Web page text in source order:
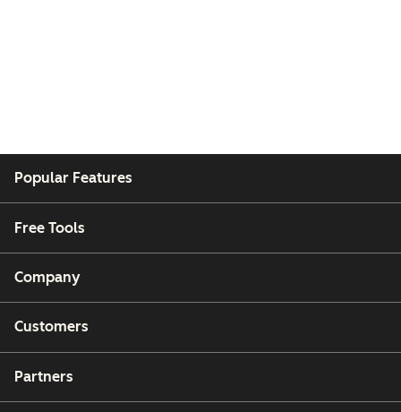
Popular Features
Free Tools
Company
Customers
Partners